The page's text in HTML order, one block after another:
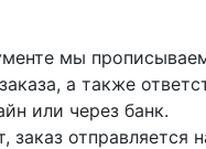
мы
а также
или через банк.
отправляется